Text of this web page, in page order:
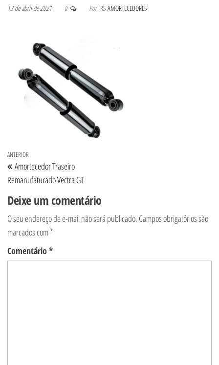
13 de abril de 2021 0 Por RS AMORTECEDORES
Navegação de Post
Post anterior
ANTERIOR
Amortecedor Traseiro
Remanufaturado Vectra GT
Deixe um comentário
O seu endereço de e-mail não será publicado. Campos obrigatórios são
marcados com*
Comentário*